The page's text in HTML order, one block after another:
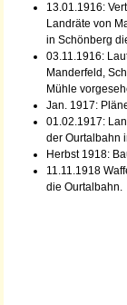
13.01.1916:
Landräte von
in Schönberg
03.11.1916:
Manderfeld,
Mühle
Jan. 1917:
01.02.1917:
der Ourtalbahn
Herbst 1918:
11.11.1918
die Ourtalbahn.